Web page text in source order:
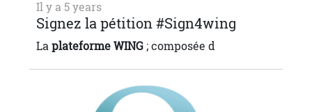
Il y a 5 years
Signez la pétition #Sign4wing
Laplateforme WING ; composée d